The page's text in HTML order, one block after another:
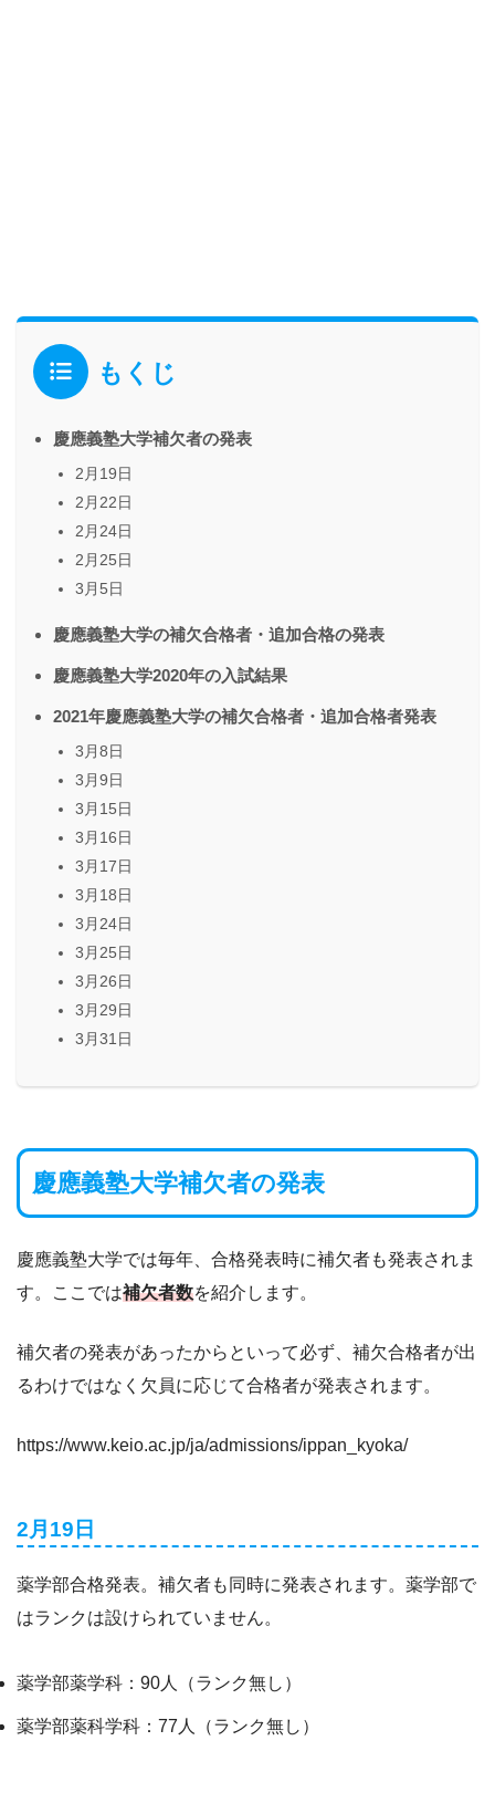
もくじ
慶應義塾大学補欠者の発表
2月19日
2月22日
2月24日
2月25日
3月5日
慶應義塾大学の補欠合格者・追加合格の発表
慶應義塾大学2020年の入試結果
2021年慶應義塾大学の補欠合格者・追加合格者発表
3月8日
3月9日
3月15日
3月16日
3月17日
3月18日
3月24日
3月25日
3月26日
3月29日
3月31日
慶應義塾大学補欠者の発表
慶應義塾大学では毎年、合格発表時に補欠者も発表されま
す。ここでは補欠者数を紹介します。
補欠者の発表があったからといって必ず、補欠合格者が出
るわけではなく欠員に応じて合格者が発表されます。
https://www.keio.ac.jp/ja/admissions/ippan_kyoka/
2月19日
薬学部合格発表。補欠者も同時に発表されます。薬学部で
はランクは設けられていません。
薬学部薬学科：90人（ランク無し）
薬学部薬科学科：77人（ランク無し）